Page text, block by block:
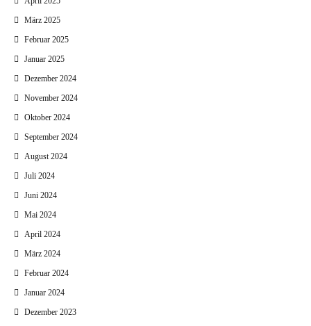
März 2025
Februar 2025
Januar 2025
Dezember 2024
November 2024
Oktober 2024
September 2024
August 2024
Juli 2024
Juni 2024
Mai 2024
April 2024
März 2024
Februar 2024
Januar 2024
Dezember 2023